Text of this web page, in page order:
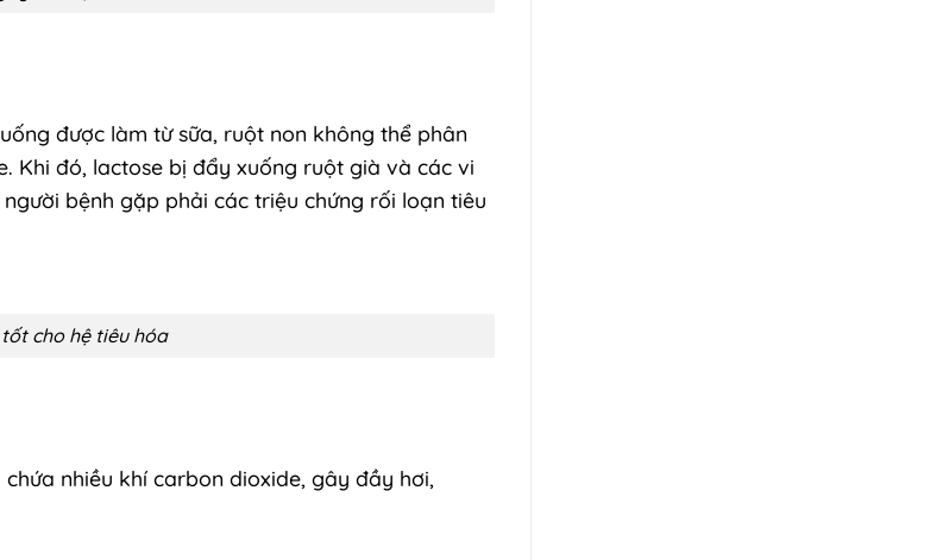
được làm từ sữa, ruột non không thể phân
Khi đó, lactose bị đẩy xuống ruột già và các vi
bệnh gặp phải các triệu chứng rối loạn tiêu
cho hệ tiêu hóa
nhiều khí carbon dioxide, gây đầy hơi,